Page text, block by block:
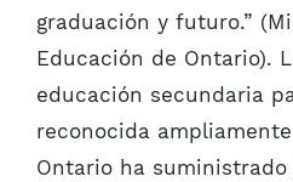
graduación y futuro.”
Educación de Ontario).
educación secundaria
reconocida
Ontario ha